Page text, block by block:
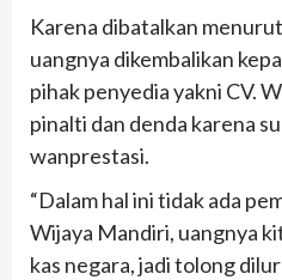
Karena dibatalkan
uangnya dikembalikan
pihak penyedia yakni CV.
pinalti dan denda karena
wanprestasi.
“Dalam hal ini tidak ada
Wijaya Mandiri, uangnya
kas negara, jadi tolong